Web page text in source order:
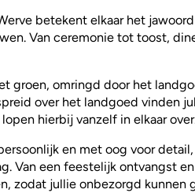
betekent elkaar het
Van ceremonie tot toost,
groen, omringd door het
over het landgoed vinden
hierbij vanzelf in elkaar
en met oog voor
Van een feestelijk ontvangst
zodat jullie onbezorgd kunnen